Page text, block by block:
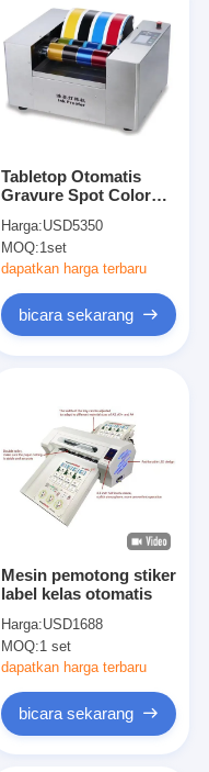
Tabletop Otomatis
Gravure Spot Color
Printing Proofer
Harga:USD5350
MOQ:1set
dapatkan harga terbaru
bicara sekarang
Mesin pemotong stiker
label kelas otomatis
Harga:USD1688
MOQ:1 set
dapatkan harga terbaru
bicara sekarang